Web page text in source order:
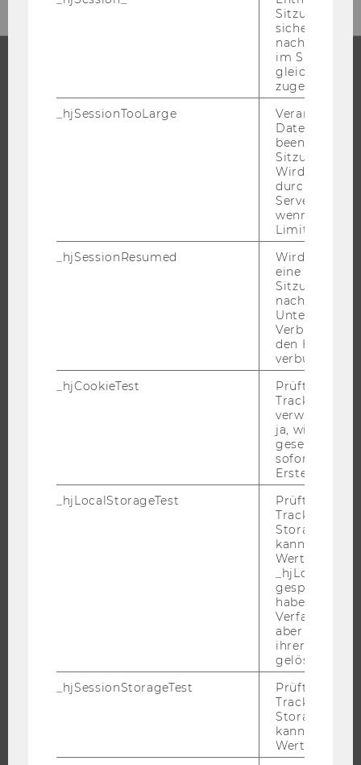
WARUM WU?
BEWERBUNG UND ZULASSUNG
INFORMATIONEN FÜR STUDIERENDE
INTERNATIONALE UND INCOMING EXCHANGE STUDIERENDE
ANGEBOTE FÜR SCHULEN UND STUDIENINTERESSIERTE
IMPACT DER FORSCHUNG
ORGANISATION DER FORSCHUNG
sicher, dass
im
gleichen
zugeordnet
_hjSessionTooLarge
Veranlasst
beenden,
Sitzung zu
Wird
durch ein
Servers
wenn die
Limit
_hjSessionResumed
Wird gesetzt,
eine
Sitzung/
nach einer
Verbindung
den Hotjar-
verbunden
_hjCookieTest
Prüft, ob der
Tracking
verwenden
ja, wird ein
gesetzt. Wird
sofort nach
Erstellung
_hjLocalStorageTest
Prüft, ob der
Tracking
Storage
kann. Wenn
Wert 1
haben keine
Verfallszeit,
aber fast
ihrer
gelöscht.
_hjSessionStorageTest
Prüft, ob der
Tracking
Storage
kann. Wenn
Wert von 1